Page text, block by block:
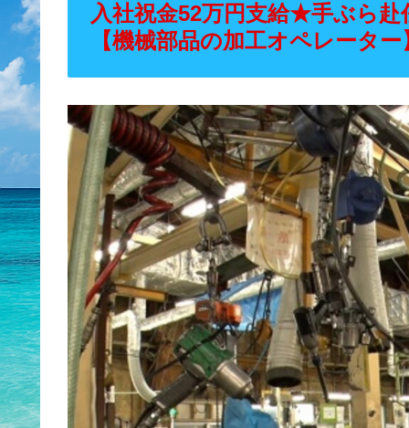
入社祝金52万円支給★手ぶら
【機械部品の加工オペレータ